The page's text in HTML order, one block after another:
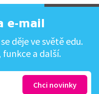
e-mail
děje ve světě edu.
a další.